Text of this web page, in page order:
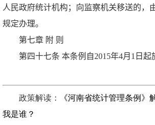
人民政府统计机构；向监察机关移送的，
规定办理。
第七章 附 则
第四十七条 本条例自2015年4月1日起
政策解读：
《河南省统计管理条例》
我是谁？